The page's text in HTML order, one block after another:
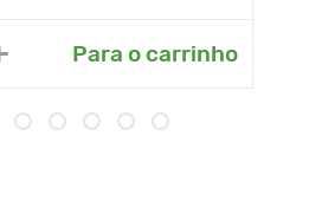
Para o carrinho